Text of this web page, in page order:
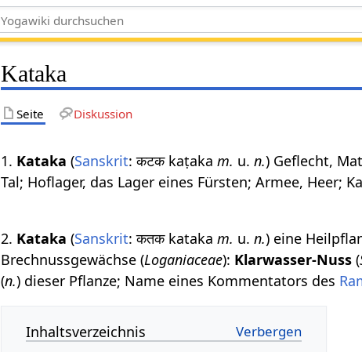
Kataka
Seite Diskussion
1. Kataka (Sanskrit: कटक kaṭakam. u.n.) Geflecht,
Tal; Hoflager, das Lager eines Fürsten; Armee, Heer;
2. Kataka (Sanskrit: कतक katakam. u.n.) eine
Brechnussgewächse (Loganiaceae): Klarwasser-Nuss (
(n.) dieser Pflanze; Name eines Kommentators des
Inhaltsverzeichnis